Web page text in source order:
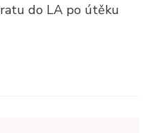
do LA po útěku